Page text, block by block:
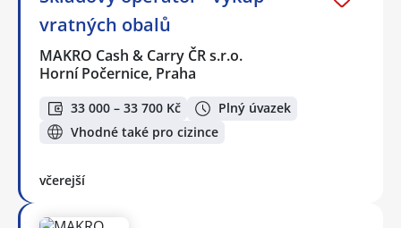
vratných obalů
MAKRO Cash & Carry ČR s.r.o.
Horní Počernice, Praha
33 000 – 33 700 Kč
Plný úvazek
Vhodné také pro cizince
včerejší